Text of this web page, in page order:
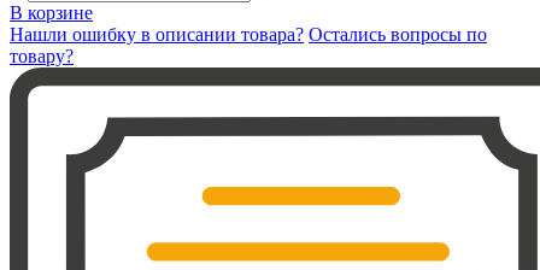
В корзине
Нашли ошибку в описании товара? Остались вопросы по
товару?